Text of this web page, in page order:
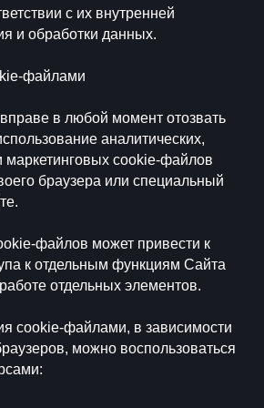
с их внутренней
и обработки данных.
файлами
в любой момент отозвать
аналитических,
cookie-файлов
браузера или специальный
файлов может привести к
к отдельным функциям Сайта
отдельных элементов.
cookie-файлами, в зависимости
можно воспользоваться